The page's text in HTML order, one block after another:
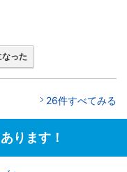
った
26件すべてみる
ります！